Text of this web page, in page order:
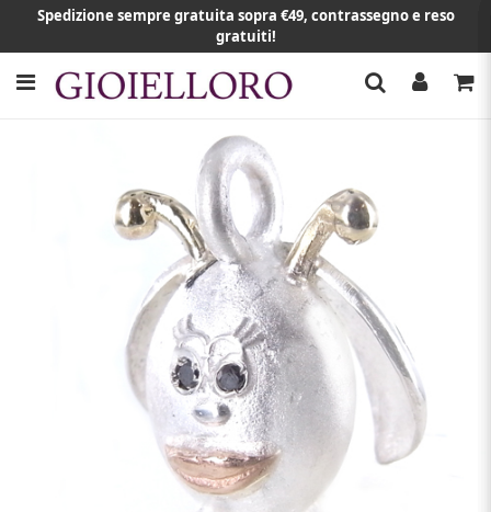
Spedizione sempre gratuita sopra €49, contrassegno e reso
gratuiti!